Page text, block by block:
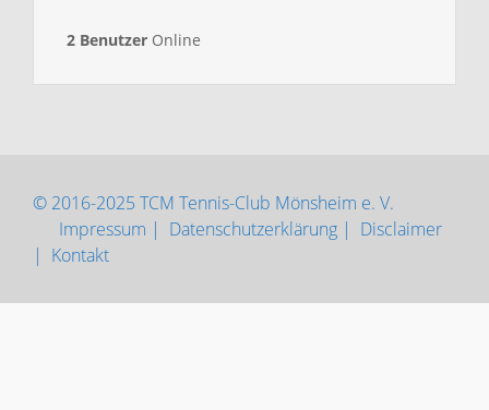
2 Benutzer Online
© 2016-2025 TCM Tennis-Club Mönsheim e. V.
Impressum | Datenschutzerklärung | Disclaimer
| Kontakt